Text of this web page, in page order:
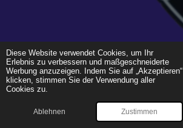
Diese Website verwendet Cookies, um Ihr
Erlebnis zu verbessern und maßgeschneiderte
Werbung anzuzeigen. Indem Sie auf „Akzeptieren“
klicken, stimmen Sie der Verwendung aller
Cookies zu.
Ablehnen Zustimmen